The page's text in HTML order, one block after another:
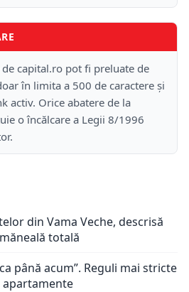
capital.ro pot fi preluate de
în limita a 500 de caractere și
activ. Orice abatere de la
o încălcare a Legii 8/1996
din Vama Veche, descrisă
totală
până acum”. Reguli mai stricte